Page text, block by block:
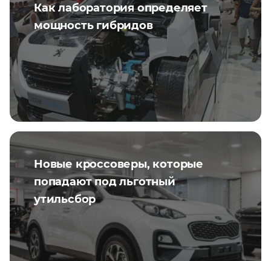
Как лаборатория определяет
мощность гибридов
Новые кроссоверы, которые
попадают под льготный
утильсбор